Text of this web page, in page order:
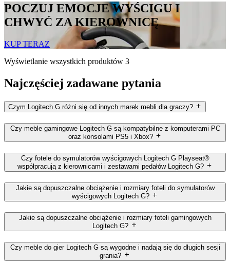
POCZUJ EMOCJE WYŚCIGU I
CHWYĆ ZA KIEROWNICĘ
KUP TERAZ
Wyświetlanie wszystkich produktów 3
Najczęściej zadawane pytania
Czym Logitech G różni się od innych marek mebli dla graczy?
Czy meble gamingowe Logitech G są kompatybilne z komputerami PC
oraz konsolami PS5 i Xbox?
Czy fotele do symulatorów wyścigowych Logitech G Playseat®
współpracują z kierownicami i zestawami pedałów Logitech G?
Jakie są dopuszczalne obciążenie i rozmiary foteli do symulatorów
wyścigowych Logitech G?
Jakie są dopuszczalne obciążenie i rozmiary foteli gamingowych
Logitech G?
Czy meble do gier Logitech G są wygodne i nadają się do długich sesji
grania?